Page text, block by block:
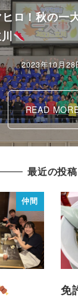
ロ！秋の一
2023年10月28
READ
最近の投稿
仲間
免